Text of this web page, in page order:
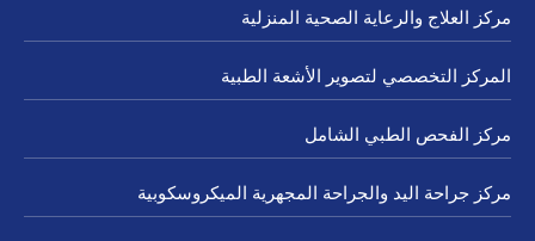
مركز العلاج والرعاية الصحية المنزلية
المركز التخصصي لتصوير الأشعة الطبية
مركز الفحص الطبي الشامل
مركز جراحة اليد والجراحة المجهرية الميكروسكوبية